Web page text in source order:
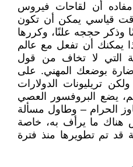
أن لقاحات فيروس
وقت قياسي يمكن أن تكون
وذكر حججه علنًا، وكررها
يمكنك أن تفعل مع عالم
التي لا تخاف من قول
بوضعك المهني. على
تريليونات الدولارات
يضع البروفسور العصي
الحرام – وطاول مسألة
هناك ما يرأف به، خاصة
قد تم تطويرها منذ فترة